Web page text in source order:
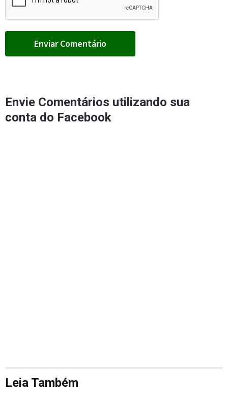
Envie Comentários utilizando sua
conta do Facebook
Leia Também